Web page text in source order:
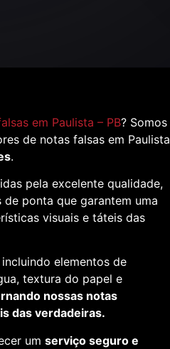
em Paulista – PB? Somos
de notas falsas em Paulista
.
pela excelente qualidade,
ponta que garantem uma
visuais e táteis das
elementos de
textura do papel e
nossas notas
das verdadeiras.
um serviço seguro e